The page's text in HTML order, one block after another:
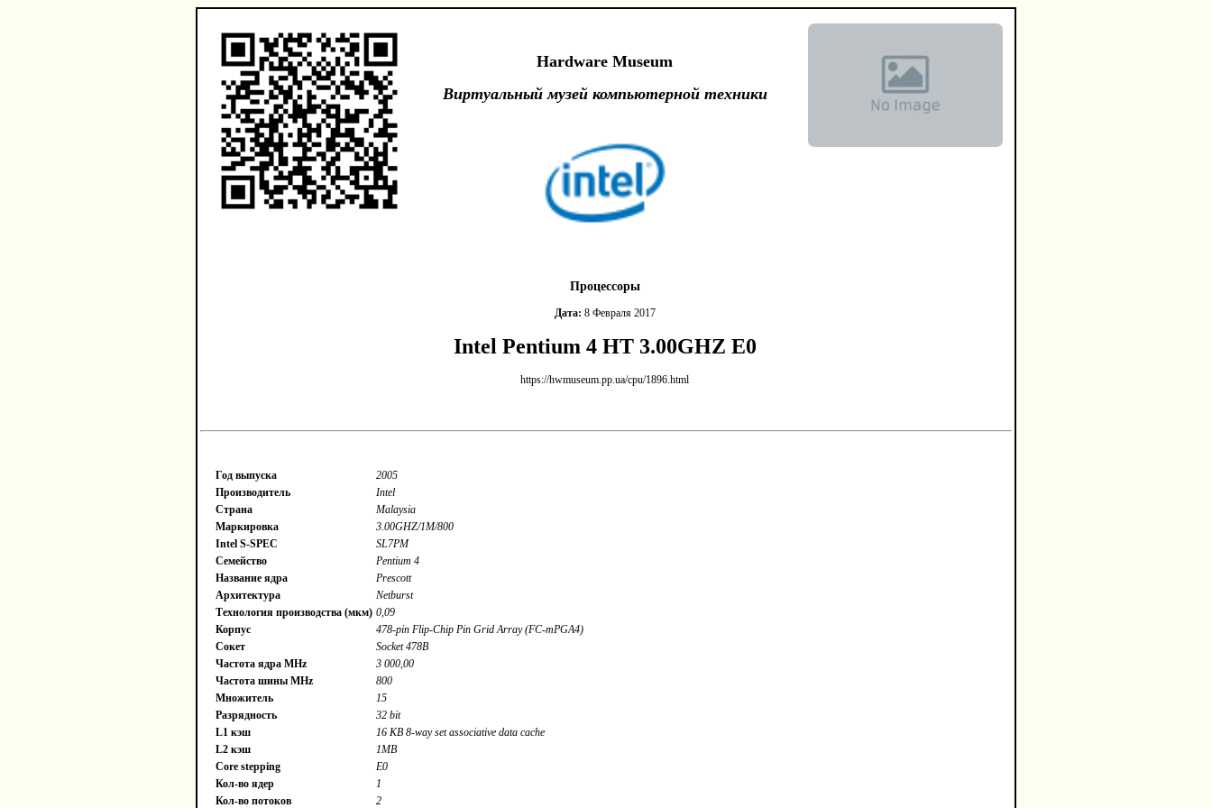
Hardware Museum
Виртуальный музей компьютерной техники
Процессоры
Дата: 8 Февраля 2017
Intel Pentium 4 HT 3.00GHZ E0
https://hwmuseum.pp.ua/cpu/1896.html
Год выпуска
2005
Производитель
Intel
Страна
Malaysia
Маркировка
3.00GHZ/1M/800
Intel S-SPEC
SL7PM
Семейство
Pentium 4
Название ядра
Prescott
Архитектура
Netburst
Технология производства (мкм) 0,09
Корпус
478-pin Flip-Chip Pin Grid Array (FC-mPGA4)
Сокет
Socket 478B
Частота ядра MHz
3 000,00
Частота шины MHz
800
Множитель
15
Разрядность
32 bit
L1 кэш
16 KB 8-way set associative data cache
L2 кэш
1MB
Core stepping
E0
Кол-во ядер
1
Кол-во потоков
2